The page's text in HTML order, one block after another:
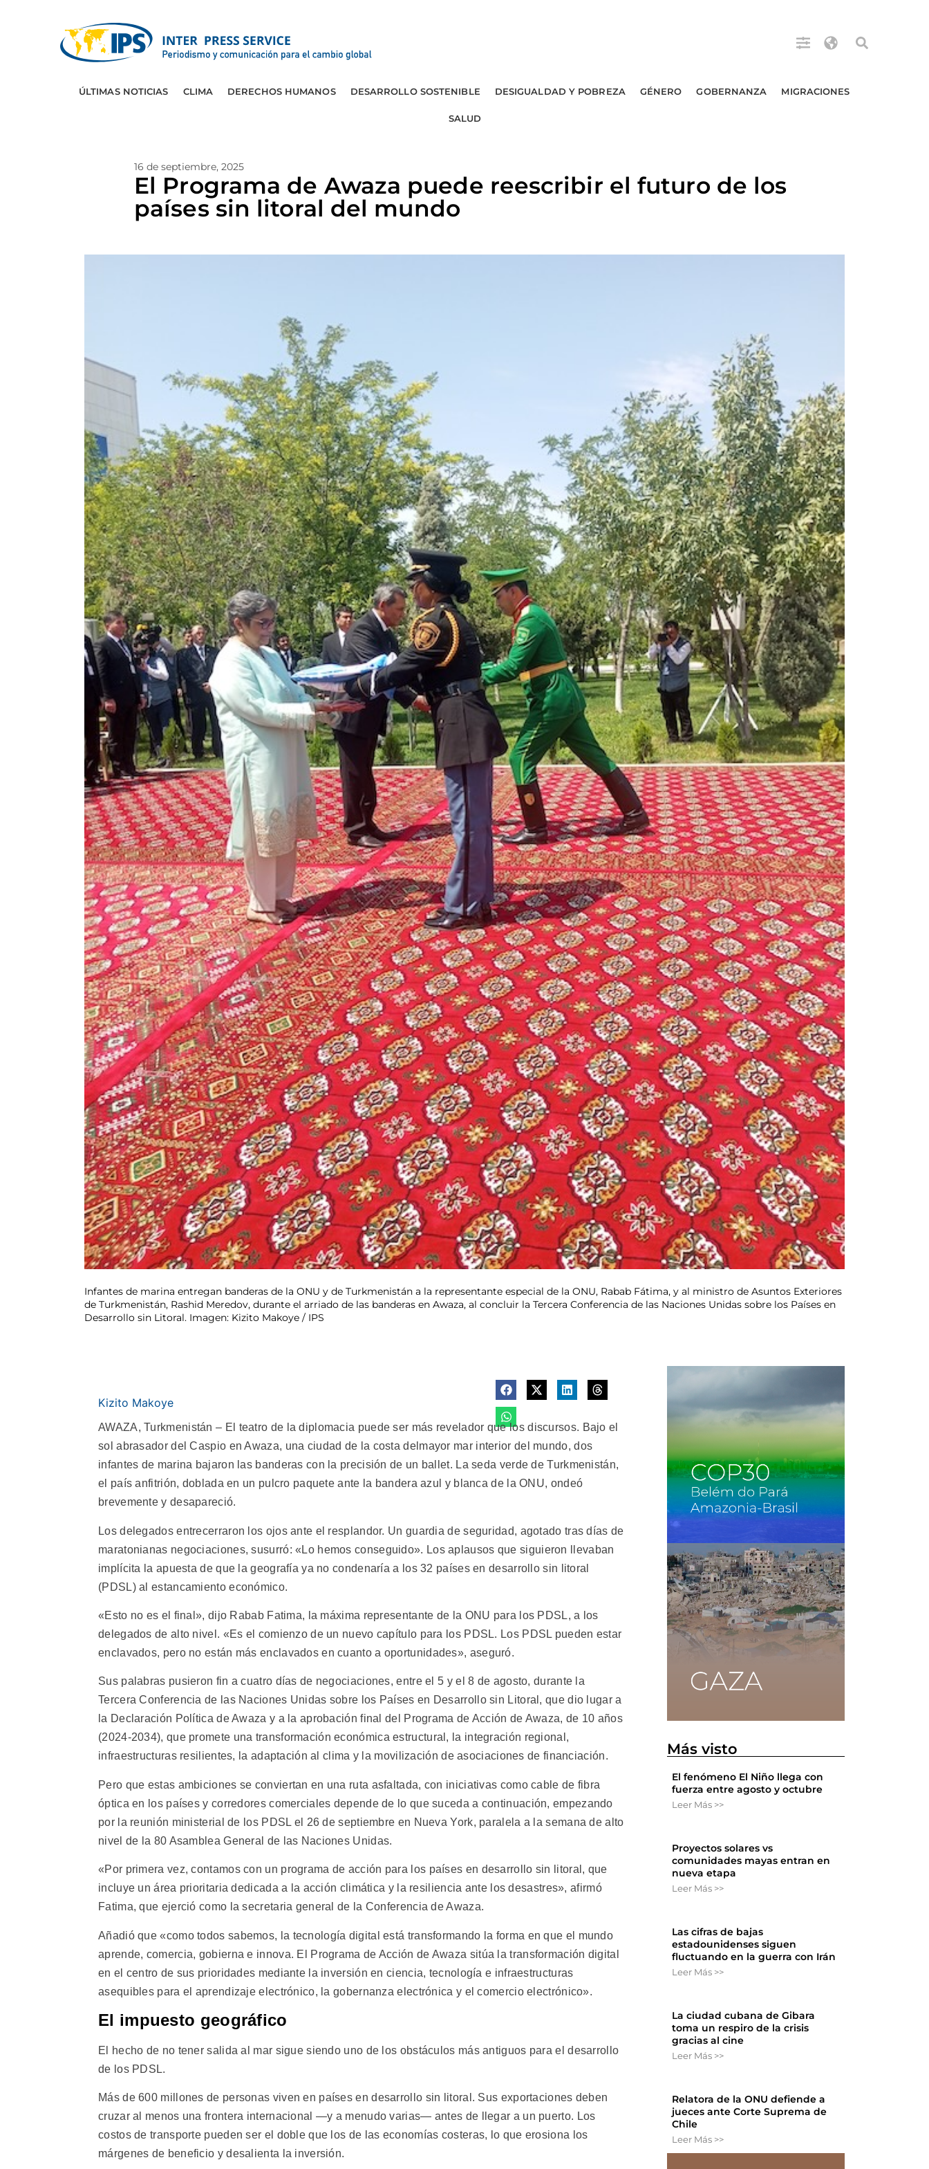
ÚLTIMAS NOTICIAS CLIMA DERECHOS HUMANOS DESARROLLO SOSTENIBLE DESIGUALDAD Y POBREZA GÉNERO GOBERNANZA MIGRACIONES
SALUD
16 de septiembre, 2025
El Programa de Awaza puede reescribir el futuro de los
países sin litoral del mundo
Infantes de marina entregan banderas de la ONU y de Turkmenistán a la representante especial de la ONU, Rabab Fátima, y al ministro de Asuntos Exteriores
de Turkmenistán, Rashid Meredov, durante el arriado de las banderas en Awaza, al concluir la Tercera Conferencia de las Naciones Unidas sobre los Países en
Desarrollo sin Litoral. Imagen: Kizito Makoye / IPS
Kizito Makoye
AWAZA, Turkmenistán – El teatro de la diplomacia puede ser más revelador que los discursos. Bajo el
sol abrasador del Caspio en Awaza, una ciudad de la costa delmayor mar interior del mundo, dos
infantes de marina bajaron las banderas con la precisión de un ballet. La seda verde de Turkmenistán,
el país anfitrión, doblada en un pulcro paquete ante la bandera azul y blanca de la ONU, ondeó
brevemente y desapareció.
Los delegados entrecerraron los ojos ante el resplandor. Un guardia de seguridad, agotado tras días de
maratonianas negociaciones, susurró: «Lo hemos conseguido». Los aplausos que siguieron llevaban
implícita la apuesta de que la geografía ya no condenaría a los 32 países en desarrollo sin litoral
(PDSL) al estancamiento económico.
«Esto no es el final», dijo Rabab Fatima, la máxima representante de la ONU para los PDSL, a los
delegados de alto nivel. «Es el comienzo de un nuevo capítulo para los PDSL. Los PDSL pueden estar
enclavados, pero no están más enclavados en cuanto a oportunidades», aseguró.
Sus palabras pusieron fin a cuatro días de negociaciones, entre el 5 y el 8 de agosto, durante la
Tercera Conferencia de las Naciones Unidas sobre los Países en Desarrollo sin Litoral, que dio lugar a
la Declaración Política de Awaza y a la aprobación final del Programa de Acción de Awaza, de 10 años
(2024-2034), que promete una transformación económica estructural, la integración regional,
infraestructuras resilientes, la adaptación al clima y la movilización de asociaciones de financiación.
Pero que estas ambiciones se conviertan en una ruta asfaltada, con iniciativas como cable de fibra
óptica en los países y corredores comerciales depende de lo que suceda a continuación, empezando
por la reunión ministerial de los PDSL el 26 de septiembre en Nueva York, paralela a la semana de alto
nivel de la 80 Asamblea General de las Naciones Unidas.
«Por primera vez, contamos con un programa de acción para los países en desarrollo sin litoral, que
incluye un área prioritaria dedicada a la acción climática y la resiliencia ante los desastres», afirmó
Fatima, que ejerció como la secretaria general de la Conferencia de Awaza.
Añadió que «como todos sabemos, la tecnología digital está transformando la forma en que el mundo
aprende, comercia, gobierna e innova. El Programa de Acción de Awaza sitúa la transformación digital
en el centro de sus prioridades mediante la inversión en ciencia, tecnología e infraestructuras
asequibles para el aprendizaje electrónico, la gobernanza electrónica y el comercio electrónico».
El impuesto geográfico
El hecho de no tener salida al mar sigue siendo uno de los obstáculos más antiguos para el desarrollo
de los PDSL.
Más de 600 millones de personas viven en países en desarrollo sin litoral. Sus exportaciones deben
cruzar al menos una frontera internacional —y a menudo varias— antes de llegar a un puerto. Los
costos de transporte pueden ser el doble que los de las economías costeras, lo que erosiona los
márgenes de beneficio y desalienta la inversión.
Más visto
El fenómeno El Niño llega con
fuerza entre agosto y octubre
Leer Más >>
Proyectos solares vs
comunidades mayas entran en
nueva etapa
Leer Más >>
Las cifras de bajas
estadounidenses siguen
fluctuando en la guerra con Irán
Leer Más >>
La ciudad cubana de Gibara
toma un respiro de la crisis
gracias al cine
Leer Más >>
Relatora de la ONU defiende a
jueces ante Corte Suprema de
Chile
Leer Más >>